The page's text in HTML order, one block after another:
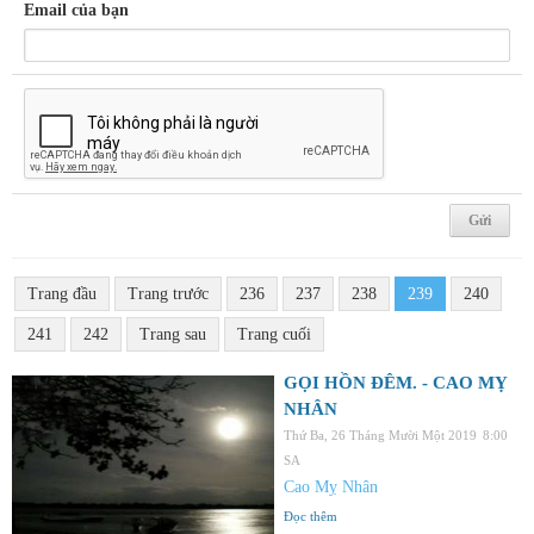
Email của bạn
Trang đầu Trang trước 236 237 238 239 240
241 242 Trang sau Trang cuối
GỌI HỒN ĐÊM. - CAO MỴ
NHÂN
Thứ Ba, 26 Tháng Mười Một 2019 8:00
SA
Cao Mỵ Nhân
Đọc thêm